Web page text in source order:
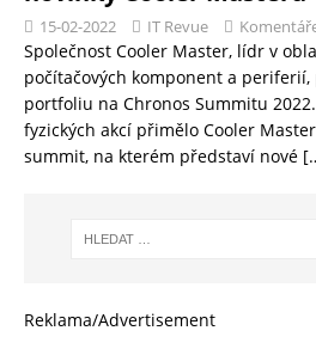
15-02-2022 IT Revue
Společnost Cooler Master, lídr v
počítačových komponent a
portfoliu na Chronos Summitu
fyzických akcí přimělo Cooler
summit, na kterém představí nové
Reklama/Advertisement